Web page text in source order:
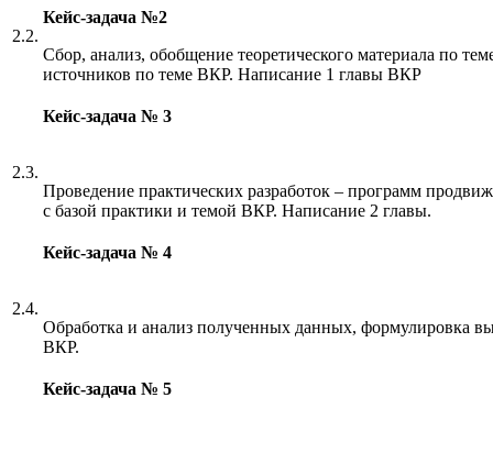
2.2.
Кейс-задача №2
Сбор, анализ, обобщение теоретического материала по
источников по теме ВКР. Написание 1 главы ВКР
2.3.
Кейс-задача № 3
Проведение практических разработок – программ
с базой практики и темой ВКР. Написание 2 главы.
2.4.
Кейс-задача № 4
Обработка и анализ полученных данных, формулировка
ВКР.
Кейс-задача № 5